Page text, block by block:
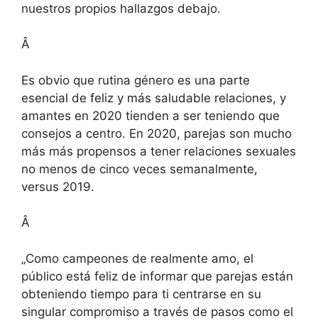
nuestros propios hallazgos debajo.
Â
Es obvio que rutina género es una parte
esencial de feliz y más saludable relaciones, y
amantes en 2020 tienden a ser teniendo que
consejos a centro. En 2020, parejas son mucho
más más propensos a tener relaciones sexuales
no menos de cinco veces semanalmente,
versus 2019.
Â
„Como campeones de realmente amo, el
público está feliz de informar que parejas están
obteniendo tiempo para ti centrarse en su
singular compromiso a través de pasos como el